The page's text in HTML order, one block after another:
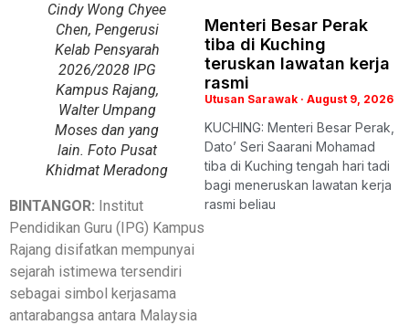
Cindy Wong Chyee
Chen, Pengerusi
Kelab Pensyarah
2026/2028 IPG
Kampus Rajang,
Walter Umpang
Moses dan yang
lain. Foto Pusat
Khidmat Meradong
BINTANGOR: Institut
Pendidikan Guru (IPG) Kampus
Rajang disifatkan mempunyai
sejarah istimewa tersendiri
sebagai simbol kerjasama
antarabangsa antara Malaysia
Menteri Besar Perak
tiba di Kuching
teruskan lawatan kerja
rasmi
Utusan Sarawak August 9, 2026
KUCHING: Menteri Besar Perak,
Dato’ Seri Saarani Mohamad
tiba di Kuching tengah hari tadi
bagi meneruskan lawatan kerja
rasmi beliau